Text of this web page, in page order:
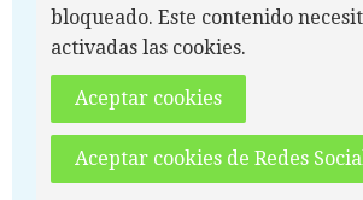
bloqueado. Este contenido
activadas las cookies.
Aceptar cookies
Aceptar cookies de Redes